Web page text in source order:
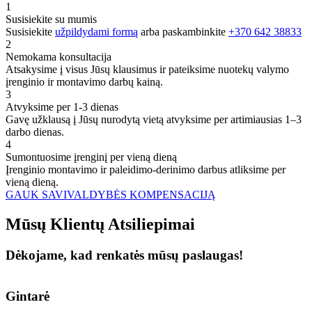
1
Susisiekite su mumis
Susisiekite užpildydami formą arba paskambinkite +370 642 38833
2
Nemokama konsultacija
Atsakysime į visus Jūsų klausimus ir pateiksime nuotekų valymo
įrenginio ir montavimo darbų kainą.
3
Atvyksime per 1-3 dienas
Gavę užklausą į Jūsų nurodytą vietą atvyksime per artimiausias 1–3
darbo dienas.
4
Sumontuosime įrenginį per vieną dieną
Įrenginio montavimo ir paleidimo-derinimo darbus atliksime per
vieną dieną.
GAUK SAVIVALDYBĖS KOMPENSACIJĄ
Mūsų Klientų Atsiliepimai
Dėkojame, kad renkatės mūsų paslaugas!
Gintarė